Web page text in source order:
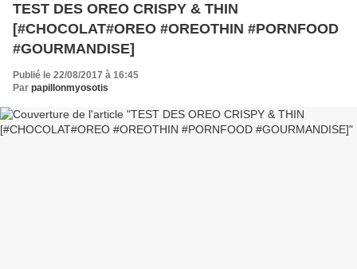
TEST DES OREO CRISPY & THIN
[#CHOCOLAT#OREO #OREOTHIN #PORNFOOD
#GOURMANDISE]
Publié le 22/08/2017 à 16:45
Par papillonmyosotis